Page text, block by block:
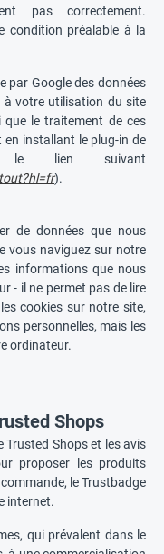
pas correctement.
condition préalable à la
par Google des données
à votre utilisation du site
le traitement de ces
en installant le plug-in de
le lien suivant
).
de données que nous
vous naviguez sur notre
informations que nous
- il ne permet pas de lire
cookies sur notre site,
personnelles, mais les
ordinateur.
Shops
Shops et les avis
proposer les produits
le Trustbadge
internet.
qui prévalent dans le